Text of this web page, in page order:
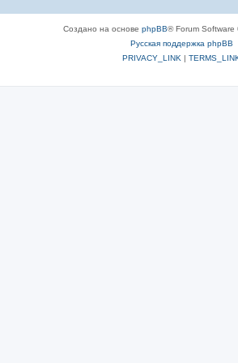
Создано на основе phpBB® Forum Software
Русская поддержка phpBB
PRIVACY_LINK |